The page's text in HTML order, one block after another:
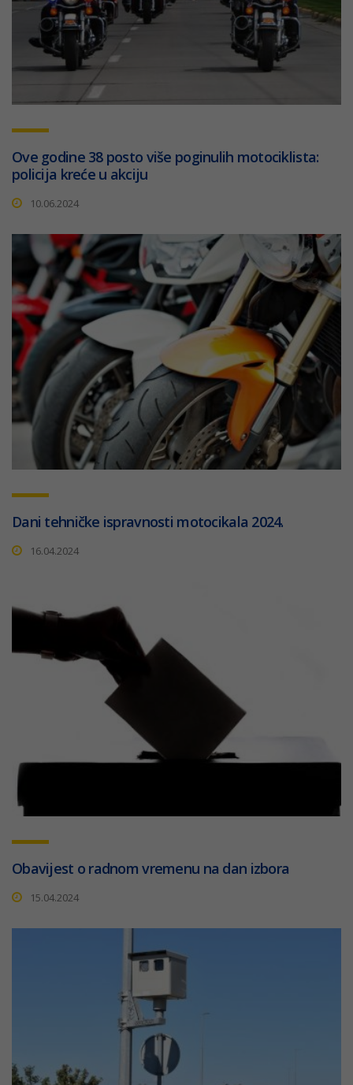
Ove godine 38 posto više poginulih motociklista:
policija kreće u akciju
10.06.2024
Dani tehničke ispravnosti motocikala 2024.
16.04.2024
Obavijest o radnom vremenu na dan izbora
15.04.2024